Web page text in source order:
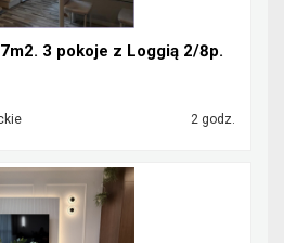
3 pokoje z Loggią 2/8p.
2 godz.